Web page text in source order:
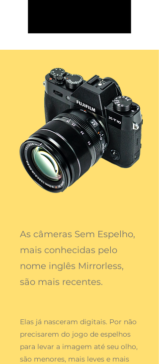
As câmeras Sem Espelho,
mais conhecidas pelo
nome inglês Mirrorless,
são mais recentes.
Elas já nasceram digitais. Por não
precisarem do jogo de espelhos
para levar a imagem até seu olho,
são menores, mais leves e mais